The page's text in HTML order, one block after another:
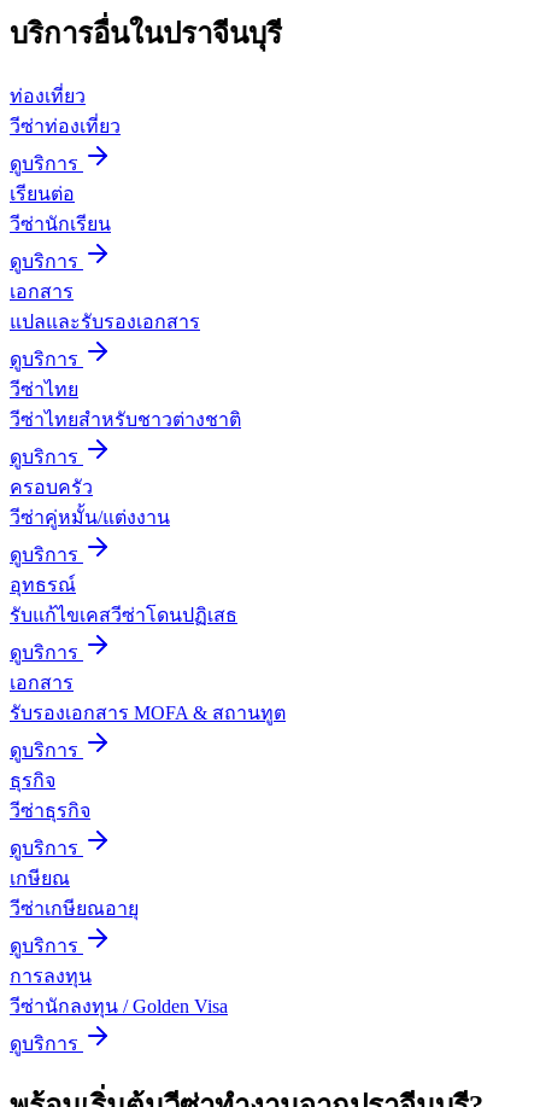
บริการอื่นในปราจีนบุรี
ท่องเที่ยว
วีซ่าท่องเที่ยว
ดูบริการ
เรียนต่อ
วีซ่านักเรียน
ดูบริการ
เอกสาร
แปลและรับรองเอกสาร
ดูบริการ
วีซ่าไทย
วีซ่าไทยสำหรับชาวต่างชาติ
ดูบริการ
ครอบครัว
วีซ่าคู่หมั้น/แต่งงาน
ดูบริการ
อุทธรณ์
รับแก้ไขเคสวีซ่าโดนปฏิเสธ
ดูบริการ
เอกสาร
รับรองเอกสาร MOFA & สถานทูต
ดูบริการ
ธุรกิจ
วีซ่าธุรกิจ
ดูบริการ
เกษียณ
วีซ่าเกษียณอายุ
ดูบริการ
การลงทุน
วีซ่านักลงทุน / Golden Visa
ดูบริการ